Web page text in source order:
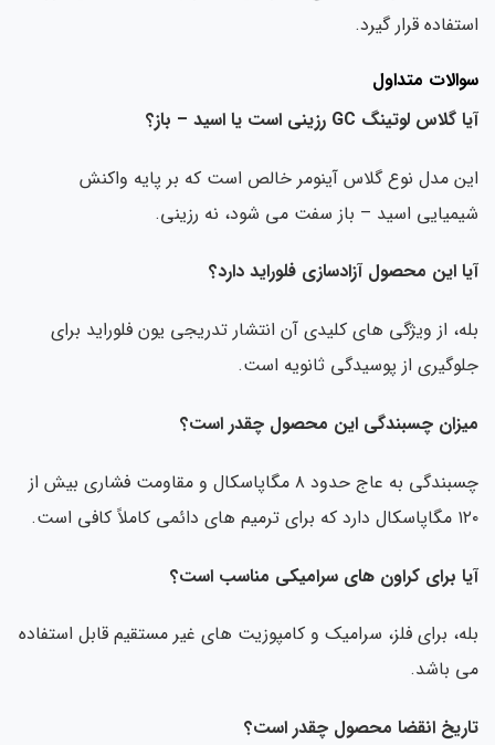
استفاده قرار گیرد.
سوالات متداول
آیا گلاس لوتینگ GC رزینی است یا اسید – باز؟
این مدل نوع گلاس آینومر خالص است که بر پایه واکنش
شیمیایی اسید – باز سفت می شود، نه رزینی.
آیا این محصول آزادسازی فلوراید دارد؟
بله، از ویژگی های کلیدی آن انتشار تدریجی یون فلوراید برای
جلوگیری از پوسیدگی ثانویه است.
میزان چسبندگی این محصول چقدر است؟
چسبندگی به عاج حدود ۸ مگاپاسکال و مقاومت فشاری بیش از
۱۲۰ مگاپاسکال دارد که برای ترمیم های دائمی کاملاً کافی است.
آیا برای کراون های سرامیکی مناسب است؟
بله، برای فلز، سرامیک و کامپوزیت های غیر مستقیم قابل استفاده
می باشد.
تاریخ انقضا محصول چقدر است؟